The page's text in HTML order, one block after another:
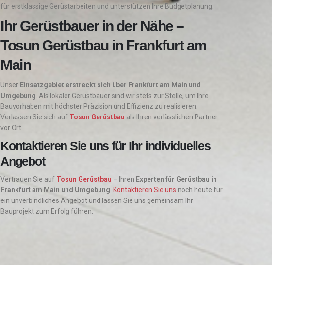
für erstklassige Gerüstarbeiten und unterstützen Ihre Budgetplanung.
Ihr Gerüstbauer in der Nähe –
Tosun Gerüstbau in Frankfurt am
Main
Unser Einsatzgebiet erstreckt sich über Frankfurt am Main und
Umgebung . Als lokaler Gerüstbauer sind wir stets zur Stelle, um Ihre
Bauvorhaben mit höchster Präzision und Effizienz zu realisieren.
Verlassen Sie sich auf Tosun Gerüstbau als Ihren verlässlichen Partner
vor Ort.
Kontaktieren Sie uns für Ihr individuelles
Angebot
Vertrauen Sie auf Tosun Gerüstbau – Ihren Experten für Gerüstbau in
Frankfurt am Main und Umgebung Kontaktieren Sie uns noch heute für
ein unverbindliches Angebot und lassen Sie uns gemeinsam Ihr
Bauprojekt zum Erfolg führen.